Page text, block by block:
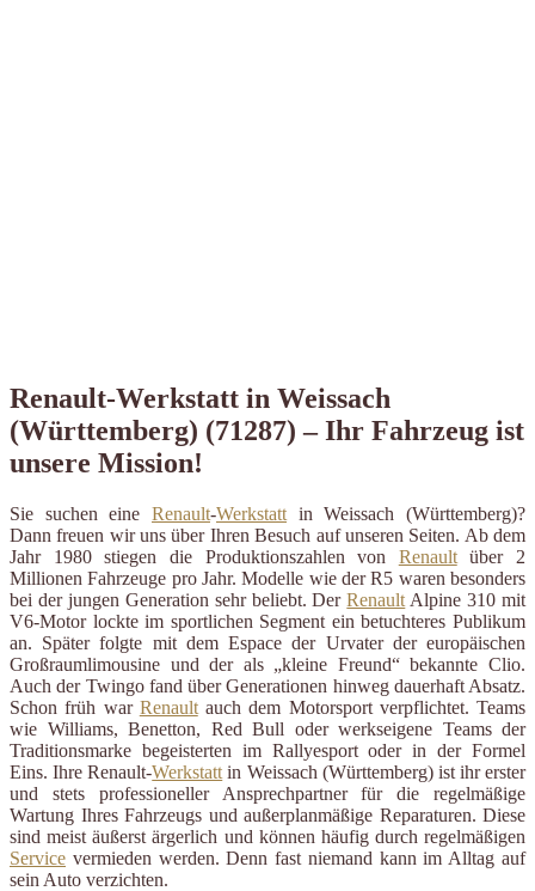
Renault-Werkstatt in Weissach
(Württemberg) (71287) – Ihr Fahrzeug ist
unsere Mission!
Sie suchen eine Renault-Werkstatt in Weissach (Württemberg)?
Dann freuen wir uns über Ihren Besuch auf unseren Seiten. Ab dem
Jahr 1980 stiegen die Produktionszahlen von Renaultüber 2
Millionen Fahrzeuge pro Jahr. Modelle wie der R5 waren besonders
bei der jungen Generation sehr beliebt. DerRenault Alpine 310 mit
V6-Motor lockte im sportlichen Segment ein betuchteres Publikum
an. Später folgte mit dem Espace der Urvater der europäischen
Großraumlimousine und der als „kleine Freund“ bekannte Clio.
Auch der Twingo fand über Generationen hinweg dauerhaft Absatz.
Schon früh war Renaultauch dem Motorsport verpflichtet. Teams
wie Williams, Benetton, Red Bull oder werkseigene Teams der
Traditionsmarke begeisterten im Rallyesport oder in der Formel
Eins. Ihre Renault-Werkstatt in Weissach (Württemberg) ist ihr erster
und stets professioneller Ansprechpartner für die regelmäßige
Wartung Ihres Fahrzeugs und außerplanmäßige Reparaturen. Diese
sind meist äußerst ärgerlich und können häufig durch regelmäßigen
Service vermieden werden. Denn fast niemand kann im Alltag auf
sein Auto verzichten.